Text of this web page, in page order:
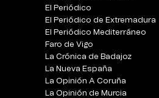
El Periódico
El Periódico de Extremadura
El Periódico Mediterráneo
Faro de Vigo
La Crónica de Badajoz
La Nueva España
La Opinión A Coruña
La Opinión de Murcia